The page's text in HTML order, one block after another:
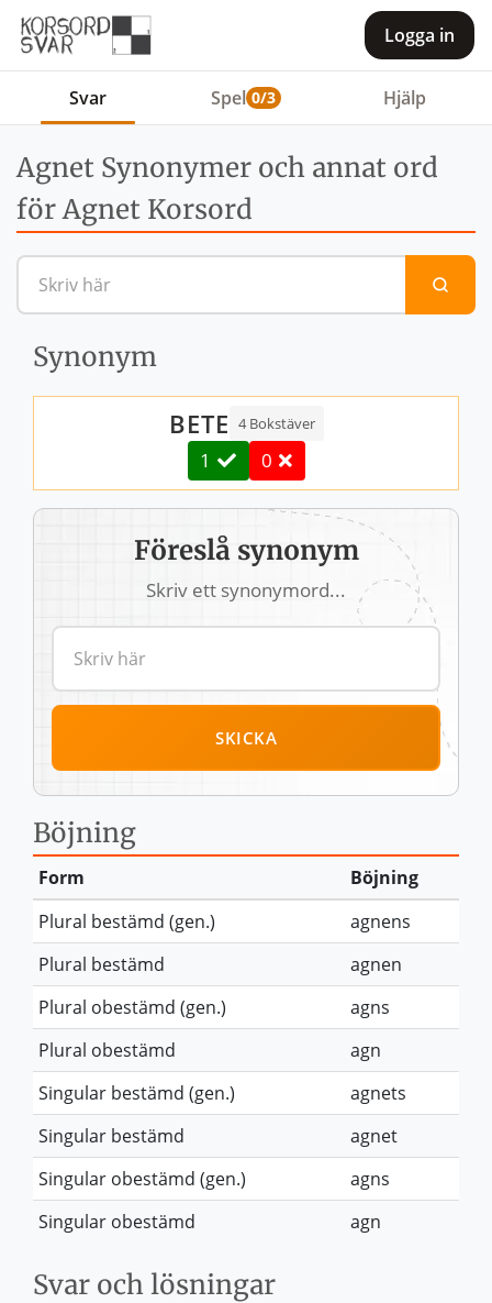
Logga in
Svar Spel 0/3 Hjälp
Agnet Synonymer och annat ord
för Agnet Korsord
Synonym
BETE 4 Bokstäver
1 0
Föreslå synonym
Skriv ett synonymord...
SKICKA
Böjning
Form
Böjning
Plural bestämd (gen.)
agnens
Plural bestämd
agnen
Plural obestämd (gen.)
agns
Plural obestämd
agn
Singular bestämd (gen.)
agnets
Singular bestämd
agnet
Singular obestämd (gen.)
agns
Singular obestämd
agn
Svar och lösningar